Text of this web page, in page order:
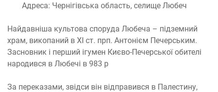
Адреса: Чернігівська область, селище Любеч
Найдавніша культова споруда Любеча – підземний
храм, викопаний в XI ст. прп. Антонієм Печерським.
Засновник і перший ігумен Києво-Печерської обителі
народився в Любечі в 983 р
За переказами, звідси він відправився в Палестину,